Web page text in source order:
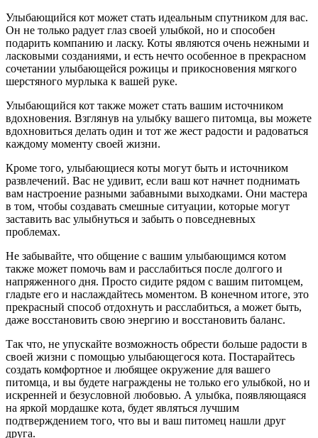
Улыбающийся кот может стать идеальным спутником для вас.
Он не только радует глаз своей улыбкой, но и способен
подарить компанию и ласку. Коты являются очень нежными и
ласковыми созданиями, и есть нечто особенное в прекрасном
сочетании улыбающейся рожицы и прикосновения мягкого
шерстяного мурлыка к вашей руке.
Улыбающийся кот также может стать вашим источником
вдохновения. Взглянув на улыбку вашего питомца, вы можете
вдохновиться делать один и тот же жест радости и радоваться
каждому моменту своей жизни.
Кроме того, улыбающиеся коты могут быть и источником
развлечений. Вас не удивит, если ваш кот начнет поднимать
вам настроение разными забавными выходками. Они мастера
в том, чтобы создавать смешные ситуации, которые могут
заставить вас улыбнуться и забыть о повседневных
проблемах.
Не забывайте, что общение с вашим улыбающимся котом
также может помочь вам и расслабиться после долгого и
напряженного дня. Просто сидите рядом с вашим питомцем,
гладьте его и наслаждайтесь моментом. В конечном итоге, это
прекрасный способ отдохнуть и расслабиться, а может быть,
даже восстановить свою энергию и восстановить баланс.
Так что, не упускайте возможность обрести больше радости в
своей жизни с помощью улыбающегося кота. Постарайтесь
создать комфортное и любящее окружение для вашего
питомца, и вы будете награждены не только его улыбкой, но и
искренней и безусловной любовью. А улыбка, появляющаяся
на яркой мордашке кота, будет являться лучшим
подтверждением того, что вы и ваш питомец нашли друг
друга.